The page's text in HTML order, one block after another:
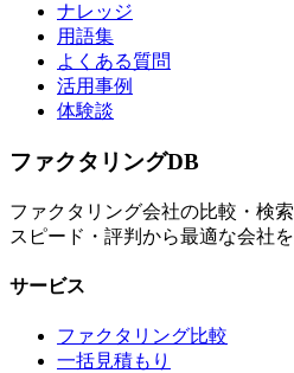
ナレッジ
用語集
よくある質問
活用事例
体験談
ファクタリングDB
ファクタリング会社の比較・検
スピード・評判から最適な会社を
サービス
ファクタリング比較
一括見積もり